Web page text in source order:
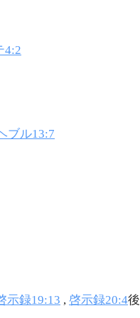
4:2
ブル13:7
示録19:13 , 啓示録20:4後